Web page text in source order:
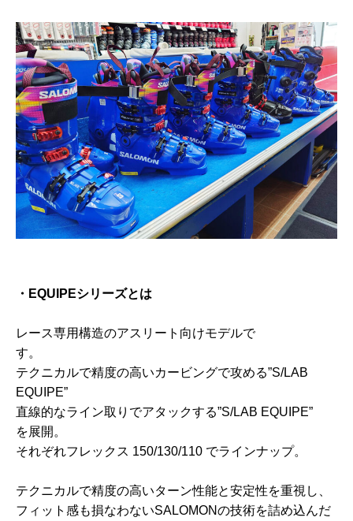
・EQUIPEシリーズとは
レース専用構造のアスリート向けモデルで
す
テクニカルで精度の高いカービングで攻める”S/LAB
EQUIPE”
直線的なライン取りでアタックする”S/LAB EQUIPE”
を展開。
それぞれフレックス 150/130/110 でラインナップ。
テクニカルで精度の高いターン性能と安定性を重視し、
フィット感も損なわないSALOMONの技術を詰め込んだ